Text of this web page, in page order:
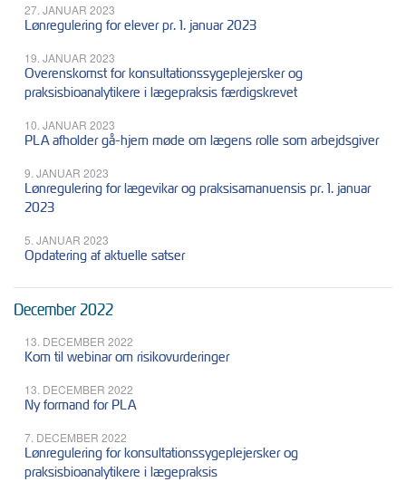
27. JANUAR 2023
Lønregulering for elever pr. 1. januar 2023
19. JANUAR 2023
Overenskomst for konsultationssygeplejersker og
praksisbioanalytikere i lægepraksis færdigskrevet
10. JANUAR 2023
PLA afholder gå-hjem møde om lægens rolle som arbejdsgiver
9. JANUAR 2023
Lønregulering for lægevikar og praksisamanuensis pr. 1. januar
2023
5. JANUAR 2023
Opdatering af aktuelle satser
December 2022
13. DECEMBER 2022
Kom til webinar om risikovurderinger
13. DECEMBER 2022
Ny formand for PLA
7. DECEMBER 2022
Lønregulering for konsultationssygeplejersker og
praksisbioanalytikere i lægepraksis